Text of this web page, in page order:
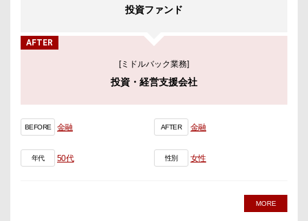
投資ファンド
AFTER
[ミドルバック業務]
投資・経営支援会社
BEFORE 金融 AFTER 金融
年代 50代 性別 女性
MORE